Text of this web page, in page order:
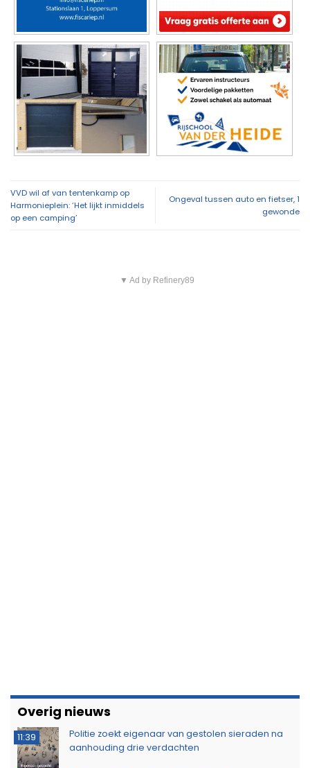
VVD wil af van tentenkamp op
Harmonieplein: ‘Het lijkt inmiddels
op een camping’
Ongeval tussen auto en fietser, 1
gewonde
▼ Ad by Refinery89
Overig nieuws
11:39
Politie zoekt eigenaar van gestolen sieraden na
aanhouding drie verdachten